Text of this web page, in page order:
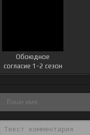
Обоюдное
согласие 1-2 сезон